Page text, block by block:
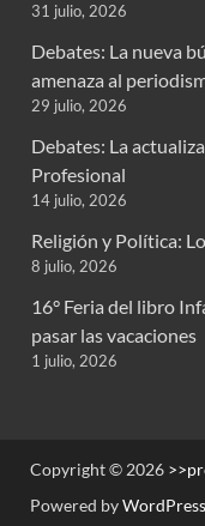
31 julio, 2026
Debates: La nueva
amenaza al
29 julio, 2026
Debates: La
Profesional
14 julio, 2026
Religión y Política:
8 julio, 2026
16° Feria del libro
pasar las vacaciones
1 julio, 2026
Copyright © 2026
Powered byWordPress